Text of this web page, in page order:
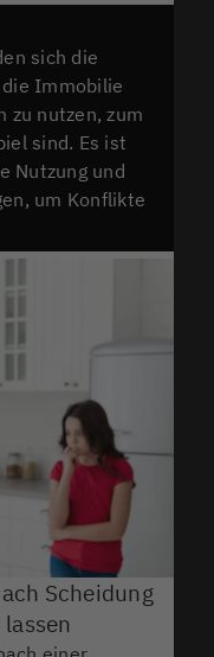
sich die
Immobilie
zu nutzen, zum
sind. Es ist
Nutzung und
um Konflikte
Scheidung